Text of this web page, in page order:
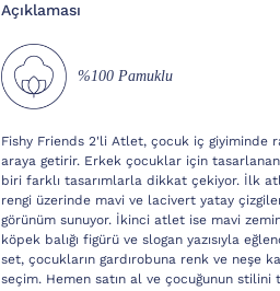
Açıklaması
%100 Pamuklu
Fishy Friends 2'li Atlet, çocuk iç giyiminde
araya getirir. Erkek çocuklar için
biri farklı tasarımlarla dikkat çekiyor. İlk
rengi üzerinde mavi ve lacivert yatay
görünüm sunuyor. İkinci atlet ise mavi
köpek balığı figürü ve slogan yazısıyla
set, çocukların gardırobuna renk ve neşe
seçim. Hemen satın al ve çocuğunun stilini